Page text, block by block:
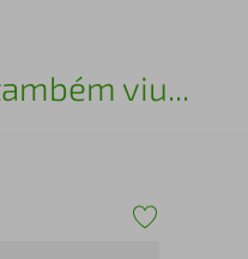
viu...